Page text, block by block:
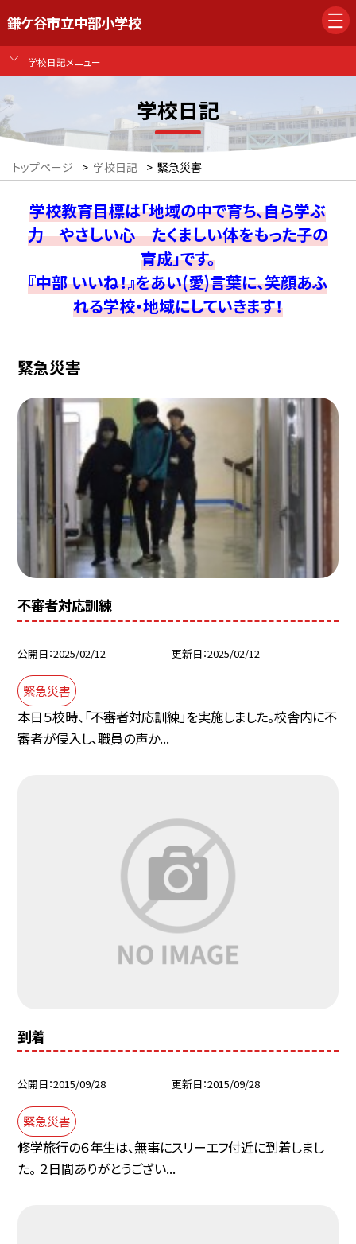
鎌ケ谷市立中部小学校
学校日記メニュー
学校日記
トップページ > 学校日記 > 緊急災害
学校教育目標は「地域の中で育ち、自ら学ぶ
力 やさしい心 たくましい体をもった子の
育成」です。
『中部 いいね！』をあい(愛)言葉に、笑顔あふ
れる学校・地域にしていきます！
緊急災害
不審者対応訓練
公開日 2025/02/12 更新日 2025/02/12
緊急災害
本日５校時、「不審者対応訓練」を実施しました。校舎内に不
審者が侵入し、職員の声か...
到着
公開日 2015/09/28 更新日 2015/09/28
緊急災害
修学旅行の６年生は、無事にスリーエフ付近に到着しまし
た。 ２日間ありがとうござい...